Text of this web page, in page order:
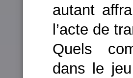
autant
l’acte de
Quels
dans le